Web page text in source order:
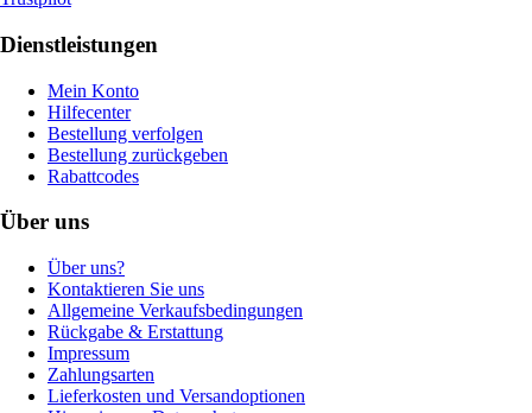
Dienstleistungen
Mein Konto
Hilfecenter
Bestellung verfolgen
Bestellung zurückgeben
Rabattcodes
Über uns
Über uns?
Kontaktieren Sie uns
Allgemeine Verkaufsbedingungen
Rückgabe & Erstattung
Impressum
Zahlungsarten
Lieferkosten und Versandoptionen